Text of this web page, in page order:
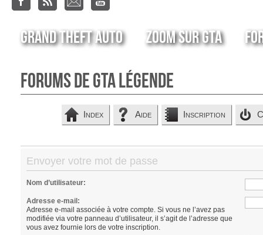
Grand Theft Auto Zoom sur GTA
Forums de GTA Légende
Index Aide Inscription
Envoyer votre mot de passe
Nom d’utilisateur:
Adresse e-mail:
Adresse e-mail associée à votre compte. Si vous ne l’avez pas
modifiée via votre panneau d’utilisateur, il s’agit de l’adresse que
vous avez fournie lors de votre inscription.